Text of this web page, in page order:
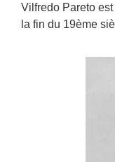
Vilfredo Pareto
la fin du 19ème